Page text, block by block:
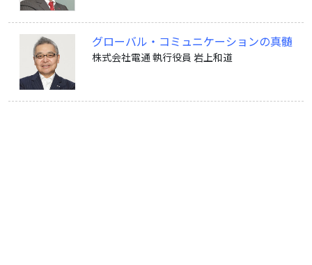
グローバル・コミュニケーションの真髄
株式会社電通 執行役員 岩上和道